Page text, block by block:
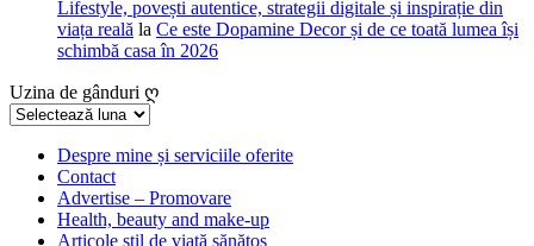
Lifestyle, povești autentice, strategii digitale și inspirație din
viața reală la Ce este Dopamine Decor și de ce toată lumea își
schimbă casa în 2026
Uzina de gânduri ღ
Uzina
gânduriDespre mine și serviciile oferite
Contact
Advertise – Promovare
Health, beauty and make-up
Articole stil de viață sănătos